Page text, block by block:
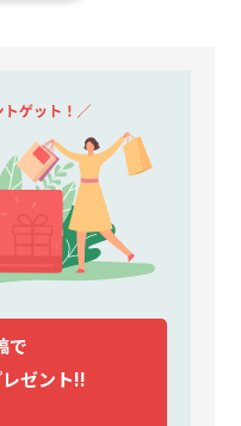
で
ゼント!!